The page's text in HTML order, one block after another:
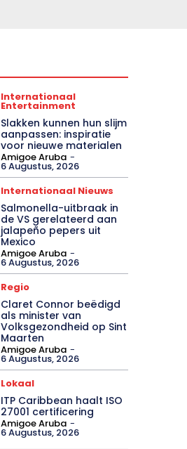
Internationaal
Entertainment
Slakken kunnen hun slijm
aanpassen: inspiratie
voor nieuwe materialen
Amigoe Aruba -
6 Augustus, 2026
Internationaal Nieuws
Salmonella-uitbraak in
de VS gerelateerd aan
jalapeño pepers uit
Mexico
Amigoe Aruba -
6 Augustus, 2026
Regio
Claret Connor beëdigd
als minister van
Volksgezondheid op Sint
Maarten
Amigoe Aruba -
6 Augustus, 2026
Lokaal
ITP Caribbean haalt ISO
27001 certificering
Amigoe Aruba -
6 Augustus, 2026